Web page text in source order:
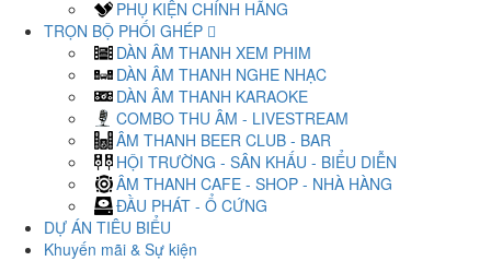
PHỤ KIỆN CHÍNH HÃNG
TRỌN BỘ PHỐI GHÉP
DÀN ÂM THANH XEM PHIM
DÀN ÂM THANH NGHE NHẠC
DÀN ÂM THANH KARAOKE
COMBO THU ÂM - LIVESTREAM
ÂM THANH BEER CLUB - BAR
HỘI TRƯỜNG - SÂN KHẤU - BIỂU DIỄN
ÂM THANH CAFE - SHOP - NHÀ HÀNG
ĐẦU PHÁT - Ổ CỨNG
DỰ ÁN TIÊU BIỂU
Khuyến mãi & Sự kiện